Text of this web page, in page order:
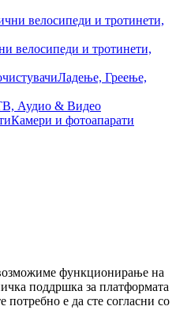
велосипеди и тротинети,
Ладење, Греење,
Аудио & Видео
Камери и фотоапарати
функционирање на
поддршка за платформата
е да сте согласни со